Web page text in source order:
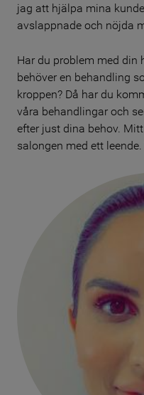
jag att hjälpa mina
avslappnade och nöjda
Har du problem med din
behöver en behandling
kroppen? Då har du
våra behandlingar och
efter just dina behov.
salongen med ett